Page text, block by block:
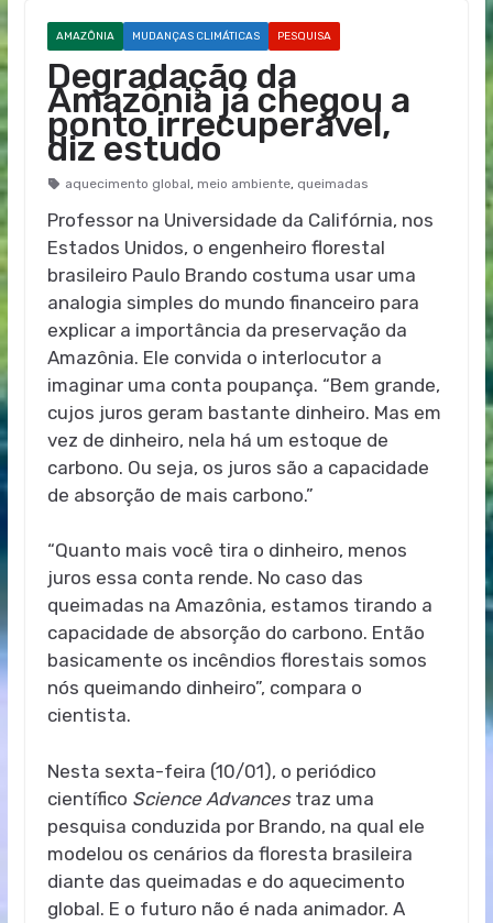
AMAZÔNIA MUDANÇAS CLIMÁTICAS PESQUISA
Degradação da
Amazônia já chegou a
ponto irrecuperável,
diz estudo
aquecimento global, meio ambiente, queimadas
Professor na Universidade da Califórnia, nos
Estados Unidos, o engenheiro florestal
brasileiro Paulo Brando costuma usar uma
analogia simples do mundo financeiro para
explicar a importância da preservação da
Amazônia. Ele convida o interlocutor a
imaginar uma conta poupança. “Bem grande,
cujos juros geram bastante dinheiro. Mas em
vez de dinheiro, nela há um estoque de
carbono. Ou seja, os juros são a capacidade
de absorção de mais carbono.”
“Quanto mais você tira o dinheiro, menos
juros essa conta rende. No caso das
queimadas na Amazônia, estamos tirando a
capacidade de absorção do carbono. Então
basicamente os incêndios florestais somos
nós queimando dinheiro”, compara o
cientista.
Nesta sexta-feira (10/01), o periódico
científico Science Advancestraz uma
pesquisa conduzida por Brando, na qual ele
modelou os cenários da floresta brasileira
diante das queimadas e do aquecimento
global. E o futuro não é nada animador. A